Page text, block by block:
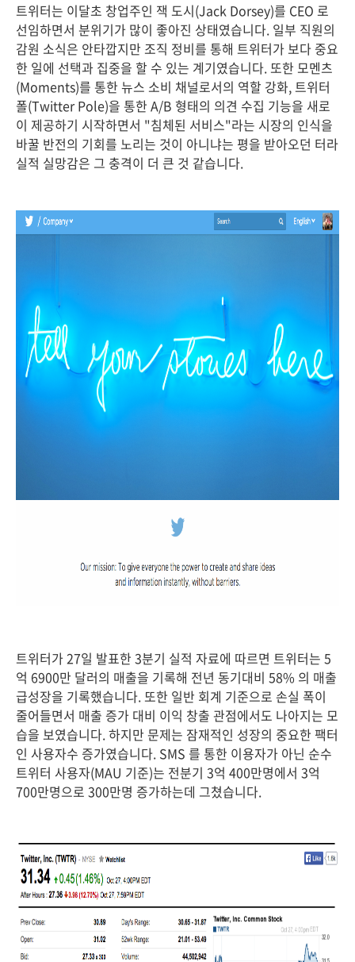
트위터는 이달초 창업주인 잭 도시(Jack Dorsey)를 CEO 로
선임하면서 분위기가 많이 좋아진 상태였습니다. 일부 직원의
감원 소식은 안타깝지만 조직 정비를 통해 트위터가 보다 중요
한 일에 선택과 집중을 할 수 있는 계기였습니다. 또한 모멘츠
(Moments)를 통한 뉴스 소비 채널로서의 역할 강화, 트위터
폴(Twitter Pole)을 통한 A/B 형태의 의견 수집 기능을 새로
이 제공하기 시작하면서 "침체된 서비스"라는 시장의 인식을
바꿀 반전의 기회를 노리는 것이 아니냐는 평을 받아오던 터라
실적 실망감은 그 충격이 더 큰 것 같습니다.
트위터가 27일 발표한 3분기 실적 자료에 따르면 트위터는 5
억 6900만 달러의 매출을 기록해 전년 동기대비 58% 의 매출
급성장을 기록했습니다. 또한 일반 회계 기준으로 손실 폭이
줄어들면서 매출 증가 대비 이익 창출 관점에서도 나아지는 모
습을 보였습니다. 하지만 문제는 잠재적인 성장의 중요한 팩터
인 사용자수 증가였습니다. SMS 를 통한 이용자가 아닌 순수
트위터 사용자(MAU 기준)는 전분기 3억 400만명에서 3억
700만명으로 300만명 증가하는데 그쳤습니다.